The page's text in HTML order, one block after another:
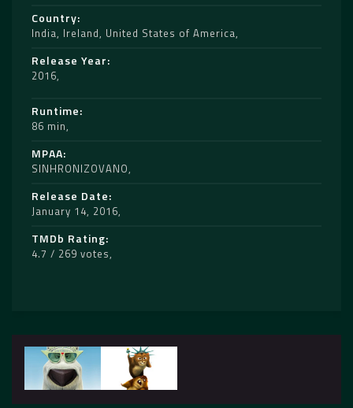
Country
India, Ireland, United States of America
Release Year
2016
Runtime
86 min
MPAA
SINHRONIZOVANO
Release Date
January 14, 2016
TMDb Rating
4.7 / 269 votes